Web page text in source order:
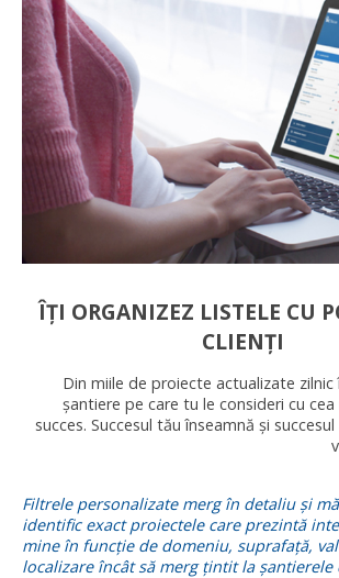
ÎȚI ORGANIZEZ LISTELE CU
CLIENȚI
Din miile de proiecte actualizate zilnic
șantiere pe care tu le consideri cu
succes. Succesul tău înseamnă și
Filtrele personalizate merg în detaliu și
identific exact proiectele care prezintă
mine în funcție de domeniu, suprafață,
localizare încât să merg țintit la șantierele